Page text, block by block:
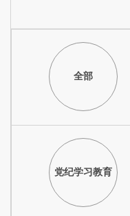
全部
党纪学习教育